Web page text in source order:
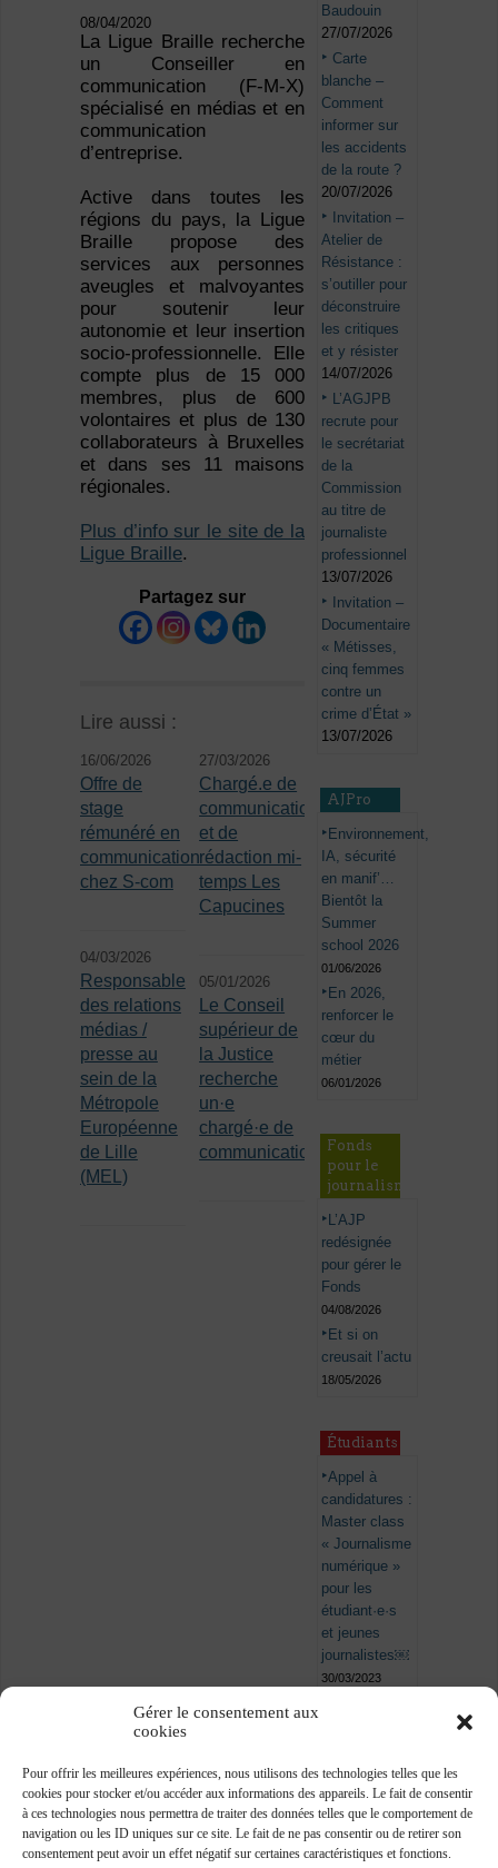
Gérer le consentement aux
cookies
Pour offrir les meilleures expériences, nous utilisons des technologies telles que les
cookies pour stocker et/ou accéder aux informations des appareils. Le fait de consentir
à ces technologies nous permettra de traiter des données telles que le comportement de
navigation ou les ID uniques sur ce site. Le fait de ne pas consentir ou de retirer son
consentement peut avoir un effet négatif sur certaines caractéristiques et fonctions.
08/04/2020
La Ligue Braille recherche
un Conseiller en
communication (F-M-X)
spécialisé en médias et en
communication
d’entreprise.
Active dans toutes les
régions du pays, la Ligue
Braille propose des
services aux personnes
aveugles et malvoyantes
pour soutenir leur
autonomie et leur insertion
socio-professionnelle. Elle
compte plus de 15 000
membres, plus de 600
volontaires et plus de 130
collaborateurs à Bruxelles
et dans ses 11 maisons
régionales.
Plus d’info sur le site de la
Ligue Braille.
Partagez sur
Lire aussi :
16/06/2026
Offre de
stage
rémunéré en
communication
chez S-com
27/03/2026
Chargé.e de
communication
et de
rédaction mi-
temps Les
Capucines
04/03/2026
Responsable
des relations
médias /
presse au
sein de la
Métropole
Européenne
de Lille
(MEL)
05/01/2026
Le Conseil
supérieur de
la Justice
recherche
un·e
chargé·e de
communication
Baudouin
27/07/2026
Carte
blanche –
Comment
informer sur
les accidents
de la route ?
20/07/2026
Invitation –
Atelier de
Résistance :
s’outiller pour
déconstruire
les critiques
et y résister
14/07/2026
L’AGJPB
recrute pour
le secrétariat
de la
Commission
au titre de
journaliste
professionnel
13/07/2026
Invitation –
Documentaire
« Métisses,
cinq femmes
contre un
crime d’État »
13/07/2026
AJPro
Environnement,
IA, sécurité
en manif’…
Bientôt la
Summer
school 2026
01/06/2026
En 2026,
renforcer le
cœur du
métier
06/01/2026
Fonds
pour le
journalisme
L’AJP
redésignée
pour gérer le
Fonds
04/08/2026
Et si on
creusait l’actu
18/05/2026
Étudiants
Appel à
candidatures :
Master class
« Journalisme
numérique »
pour les
étudiant·e·s
et jeunes
journalistes￼
30/03/2023